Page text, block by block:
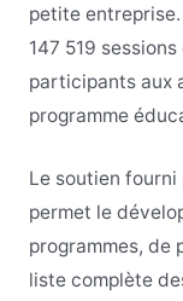
petite
147 519
participants aux
programme
Le soutien
permet le
programmes, de
liste complète